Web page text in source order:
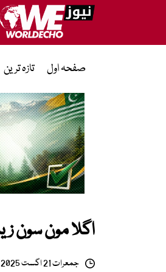
صفحہ اول تازہ ترین
اگلا مون سون
جمعرات 21 اگست 2025